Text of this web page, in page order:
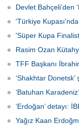
Spor Bakanı Osman Aşkın
"Sürpriz yapabiliriz deme,
diyeceksin" sözleriyle
Devlet Bahçeli’den
'Türkiye
'Süper Kupa
Rasim Ozan
TFF Başkanı
‘Shakhtar
‘Batuhan
‘Erdoğan’ detayı:
Yağız Kaan